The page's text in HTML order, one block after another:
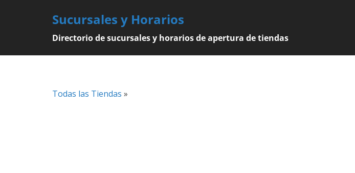
Sucursales y Horarios
Directorio de sucursales y horarios de apertura de tiendas
Todas las Tiendas »